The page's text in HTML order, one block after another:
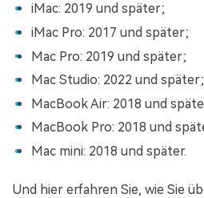
iMac: 2019 und später;
iMac Pro: 2017 und später;
Mac Pro: 2019 und später;
Mac Studio: 2022 und später;
MacBook Air: 2018 und
MacBook Pro: 2018 und
Mac mini: 2018 und später.
Und hier erfahren Sie, wie Sie